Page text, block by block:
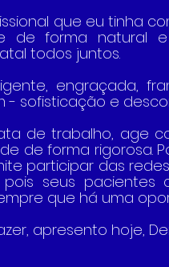
que eu tinha
de forma natural
todos juntos.
engraçada,
- sofisticação e
de trabalho, age
de forma rigorosa.
participar das
pois seus
que há uma
apresento hoje,